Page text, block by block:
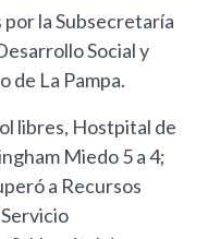
por la Subsecretaría
Social y
de La Pampa.
libres, Hostpital de
Miedo 5 a 4;
a Recursos